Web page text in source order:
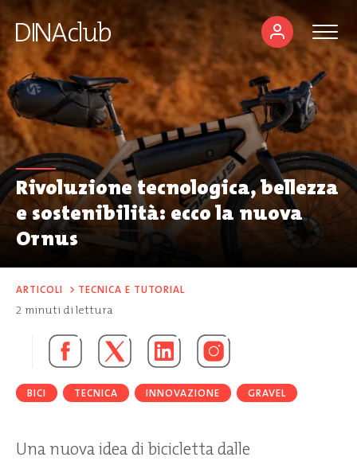
Rivoluzione tecnologica, bellezza
e sostenibilità: ecco la nuova
Ornus
ARTICOLI > TECNICA E TUTORIAL
2 minuti di lettura
BICI TECNICA INNOVAZIONE GRAVEL
Una nuova idea di bicicletta dalle